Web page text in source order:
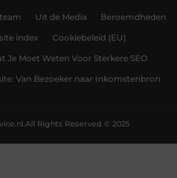
Uit de Media Beroemdheden
index Cookiebeleid (EU)
Je Moet Weten Voor Sterkere SEO
Van Bezoeker naar Inkomstenbron
All Rights Reserved © 2025